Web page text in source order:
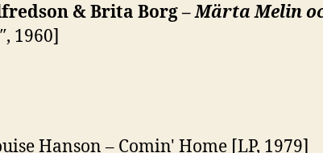
& Brita Borg –Märta Melin
1960]